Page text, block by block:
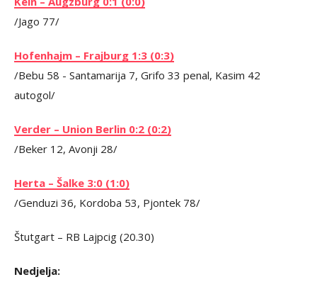
/Jago 77/
Hofenhajm – Frajburg 1:3 (0:3)
/Bebu 58 - Santamarija 7, Grifo 33 penal, Kasim 42
autogol/
Verder – Union Berlin 0:2 (0:2)
/Beker 12, Avonji 28/
Herta – Šalke 3:0 (1:0)
/Genduzi 36, Kordoba 53, Pjontek 78/
Štutgart – RB Lajpcig (20.30)
Nedjelja: